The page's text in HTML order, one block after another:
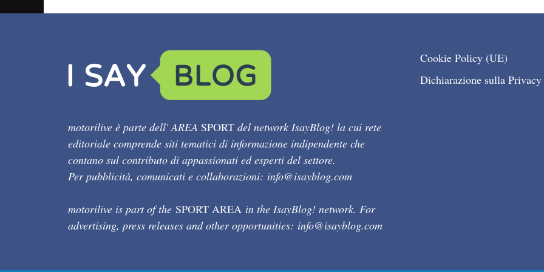
motorilive è parte dell' AREA SPORT del network IsayBlog! la cui rete
editoriale comprende siti tematici di informazione indipendente che
contano sul contributo di appassionati ed esperti del settore.
Per pubblicità, comunicati e collaborazioni: info@isayblog.com
motorilive is part of the SPORT AREA in the IsayBlog! network. For
advertising, press releases and other opportunities: info@isayblog.com
Cookie Policy (UE)
Dichiarazione sulla